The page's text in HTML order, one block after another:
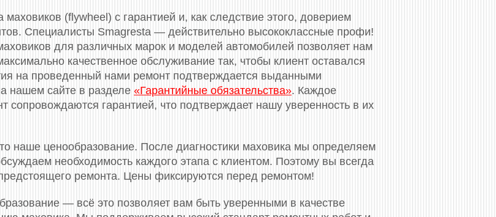
(flywheel) с гарантией и, как следствие этого, доверием
Специалисты Smagresta — действительно высококлассные профи!
для различных марок и моделей автомобилей позволяет нам
качественное обслуживание так, чтобы клиент оставался
на проведенный нами ремонт подтверждается выданными
нашем сайте в разделе «Гарантийные обязательства». Каждое
гарантией, что подтверждает нашу уверенность в их
наше ценообразование. После диагностики маховика мы определяем
необходимость каждого этапа с клиентом. Поэтому вы всегда
ремонта. Цены фиксируются перед ремонтом!
— всё это позволяет вам быть уверенными в качестве